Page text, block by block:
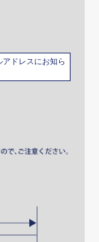
ドレスにお知ら